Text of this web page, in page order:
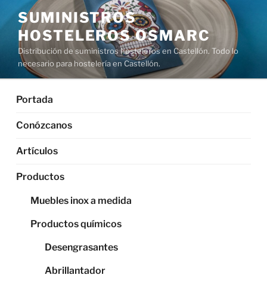
Saltar
al
contenido
SUMINISTROS
HOSTELEROS OSMARC
Distribución de suministros hosteleros en Castellón. Todo lo
necesario para hostelería en Castellón.
Portada
Conózcanos
Artículos
Productos
Muebles inox a medida
Productos químicos
Desengrasantes
Abrillantador